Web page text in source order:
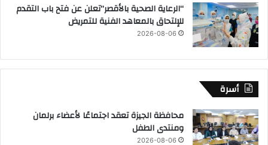
“الرعاية الصحية بالأقصر”تعلن عن فتح باب التقدم
للإلتحاق بالمعاهد الفنية للتمريض
2026-08-06
أسرة
محافظة الجيزة تعقد اجتماعًا لأعضاء برلمان
ومنتدى الطفل
2026-08-06